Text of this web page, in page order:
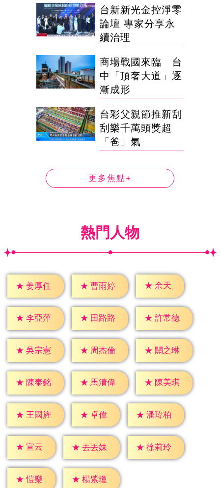
台新新光金控淨零
論壇 專家分享永
續治理
商場戰國來臨 台
中「頂奢大道」逐
漸成形
台彩父親節推新刮
刮樂千萬頭獎超
「爸」氣
更多焦點+
熱門人物
★ 姜厚任 ★ 曹雨婷 ★ 余天
★ 李亞萍 ★ 田路路 ★ 許常德
★ 吳宗憲 ★ 周杰倫 ★ 關之琳
★ 陳泰銘 ★ 馬清偉 ★ 陳美琪
★ 王國旌 ★ 卓偉 ★ 潘瑋柏
★ 宣云 ★ 丟丟妹 ★ 徐莉玲
★ 愷樂 ★ 楊紫瓊